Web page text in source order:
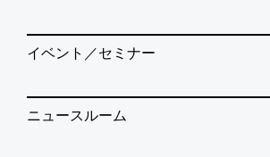
イベント／セミナー
ニュースルーム